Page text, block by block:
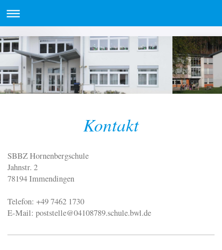
Kontakt
SBBZ Hornenbergschule
Jahnstr. 2
78194 Immendingen
Telefon: +49 7462 1730
E-Mail: poststelle@04108789.schule.bwl.de